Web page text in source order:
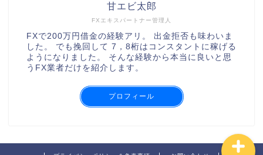
FXエキスパートナー管理人
甘エビ太郎
FXで200万円借金の経験アリ。 出金拒否も味わいま
した。 でも挽回して 7，8桁はコンスタントに稼げる
ようになりました。 そんな経験から本当に良いと思
うFX業者だけを紹介します。
プロフィール
XMの口座開設の手順
AXIORYの口座開設の手順
TitanFXの口座開設の手順